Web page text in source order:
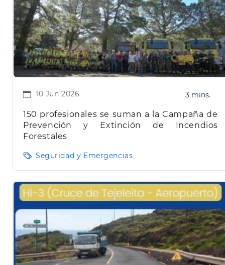
10 Jun 2026 3 mins.
150 profesionales se suman a la Campaña de
Prevención y Extinción de Incendios
Forestales
Seguridad y Emergencias